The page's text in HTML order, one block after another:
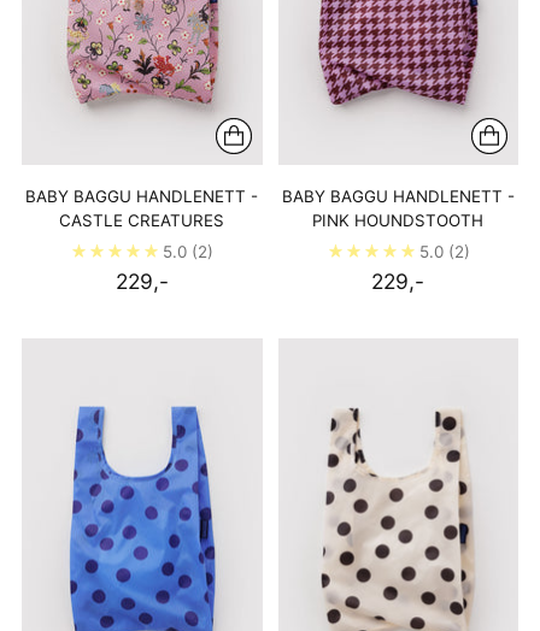
BABY BAGGU HANDLENETT -
CASTLE CREATURES
5.0 (2)
229,-
BABY BAGGU HANDLENETT -
PINK HOUNDSTOOTH
5.0 (2)
229,-